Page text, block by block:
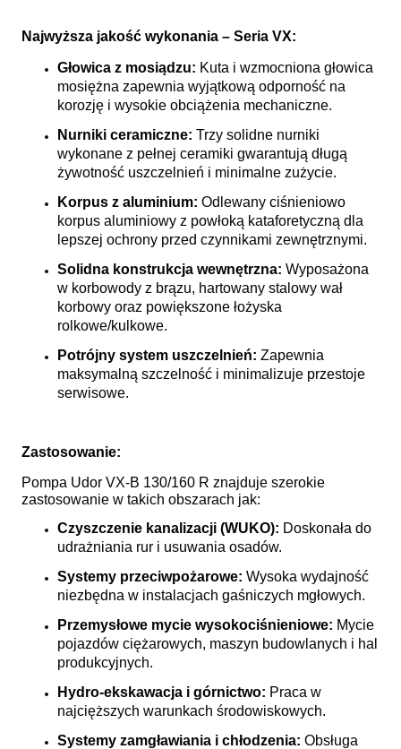
Najwyższa jakość wykonania – Seria VX:
Głowica z mosiądzu: Kuta i wzmocniona głowica
mosiężna zapewnia wyjątkową odporność na
korozję i wysokie obciążenia mechaniczne.
Nurniki ceramiczne: Trzy solidne nurniki
wykonane z pełnej ceramiki gwarantują długą
żywotność uszczelnień i minimalne zużycie.
Korpus z aluminium: Odlewany ciśnieniowo
korpus aluminiowy z powłoką kataforetyczną dla
lepszej ochrony przed czynnikami zewnętrznymi.
Solidna konstrukcja wewnętrzna: Wyposażona
w korbowody z brązu, hartowany stalowy wał
korbowy oraz powiększone łożyska
rolkowe/kulkowe.
Potrójny system uszczelnień: Zapewnia
maksymalną szczelność i minimalizuje przestoje
serwisowe.
Zastosowanie:
Pompa Udor VX-B 130/160 R znajduje szerokie
zastosowanie w takich obszarach jak:
Czyszczenie kanalizacji (WUKO): Doskonała do
udrażniania rur i usuwania osadów.
Systemy przeciwpożarowe: Wysoka wydajność
niezbędna w instalacjach gaśniczych mgłowych.
Przemysłowe mycie wysokociśnieniowe: Mycie
pojazdów ciężarowych, maszyn budowlanych i hal
produkcyjnych.
Hydro-ekskawacja i górnictwo: Praca w
najcięższych warunkach środowiskowych.
Systemy zamgławiania i chłodzenia: Obsługa